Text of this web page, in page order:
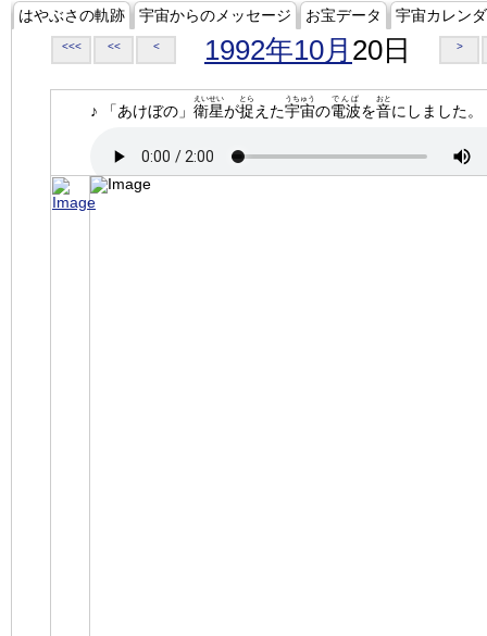
はやぶさの軌跡 宇宙からのメッセージ お宝データ 宇宙カレン
<<< << < 1992年10月 20日 >
♪ 「あけぼの」 衛星
えいせい
が捉
とら
えた宇宙
うちゅう
の電波
でんぱ
を音
おと
にしました。